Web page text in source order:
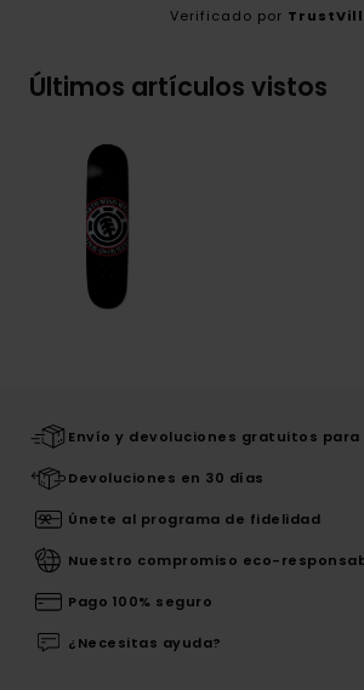
Verificado por
Últimos artículos vistos
Envío y devoluciones gratuitos para
Devoluciones en 30 días
Únete al programa de fidelidad
Nuestro compromiso eco-
Pago 100% seguro
¿Necesitas ayuda?